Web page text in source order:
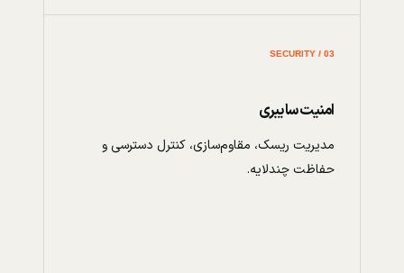
03 / SECURITY
امنیت سایبری
مدیریت ریسک، مقاوم‌سازی، کنترل دسترسی و
حفاظت چندلایه.